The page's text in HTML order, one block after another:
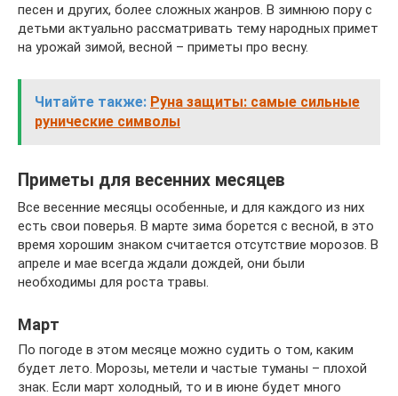
песен и других, более сложных жанров. В зимнюю пору с
детьми актуально рассматривать тему народных примет
на урожай зимой, весной – приметы про весну.
Читайте также: Руна защиты: самые сильные
рунические символы
Приметы для весенних месяцев
Все весенние месяцы особенные, и для каждого из них
есть свои поверья. В марте зима борется с весной, в это
время хорошим знаком считается отсутствие морозов. В
апреле и мае всегда ждали дождей, они были
необходимы для роста травы.
Март
По погоде в этом месяце можно судить о том, каким
будет лето. Морозы, метели и частые туманы – плохой
знак. Если март холодный, то и в июне будет много